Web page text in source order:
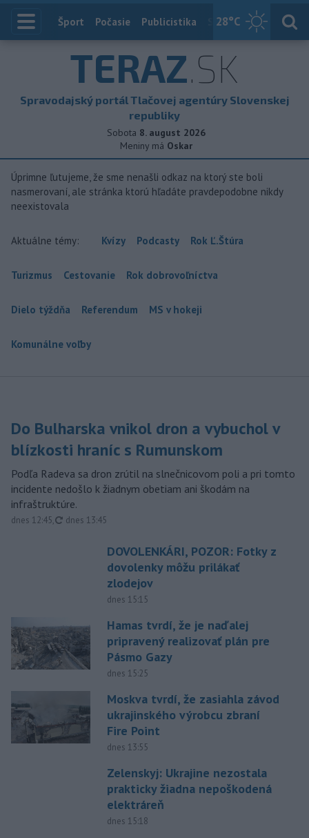
28°C
Index
Šport Počasie Publicistika Slovensko
TERAZ.SK
Spravodajský portál Tlačovej agentúry Slovenskej
republiky
Sobota 8. august 2026
Meniny má Oskar
Úprimne ľutujeme, že sme nenašli odkaz na ktorý ste boli
nasmerovaní, ale stránka ktorú hľadáte pravdepodobne nikdy
neexistovala
Aktuálne témy: Kvízy Podcasty Rok Ľ.Štúra
Turizmus Cestovanie Rok dobrovoľníctva
Dielo týždňa Referendum MS v hokeji
Komunálne voľby
Do Bulharska vnikol dron a vybuchol v
blízkosti hraníc s Rumunskom
Podľa Radeva sa dron zrútil na slnečnicovom poli a pri tomto
incidente nedošlo k žiadnym obetiam ani škodám na
infraštruktúre.
dnes 12:45, aktualizované
dnes 13:45
DOVOLENKÁRI, POZOR: Fotky z
dovolenky môžu prilákať
zlodejov
dnes 15:15
Hamas tvrdí, že je naďalej
pripravený realizovať plán pre
Pásmo Gazy
dnes 15:25
Moskva tvrdí, že zasiahla závod
ukrajinského výrobcu zbraní
Fire Point
dnes 13:55
Zelenskyj: Ukrajine nezostala
prakticky žiadna nepoškodená
elektráreň
dnes 15:18